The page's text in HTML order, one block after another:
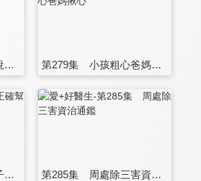
第278集 望梅止渴世說新語 第279集 小孩粗心爸媽揪心
第284集 正確幫助孩子人際關係 第285集 周處除三害資治通鑑